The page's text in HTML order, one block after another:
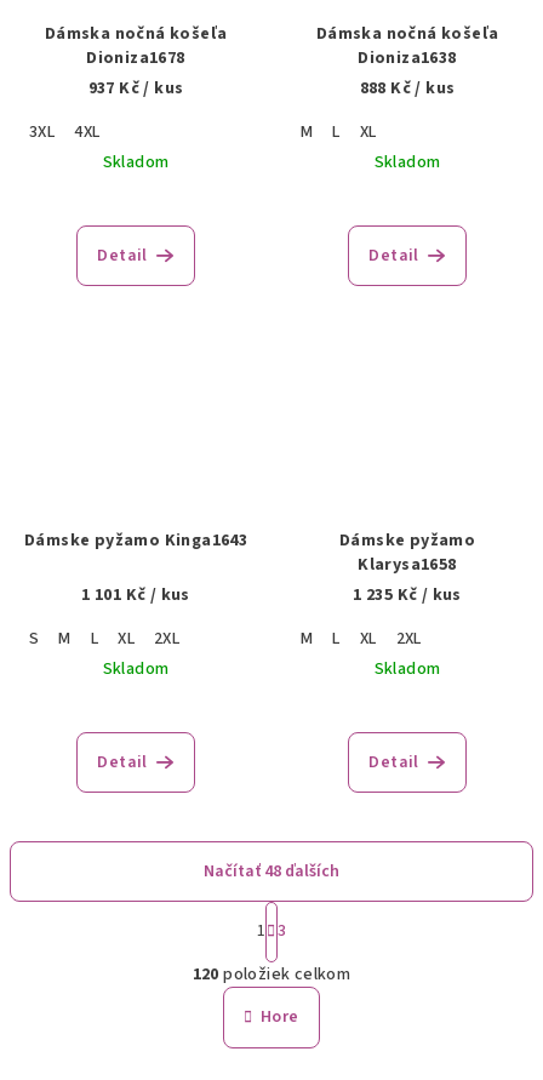
Dámska nočná košeľa
Dioniza1678
937 Kč/ kus
3XL
4XL
Skladom
Detail
Dámska nočná košeľa
Dioniza1638
888 Kč/ kus
M
L
XL
Skladom
Detail
Dámske pyžamo Kinga1643
1 101 Kč / kus
S
M L XL
2XL
Skladom
Detail
Dámske pyžamo
Klarysa1658
1 235 Kč / kus
M
L XL
2XL
Skladom
Detail
O
v
l
á
Načítať 48 ďalších
S
t
r
á
n
k
o
1 3
120 položiek celkom
Hore